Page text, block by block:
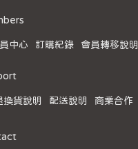
中心 訂購紀錄 會員轉移說明
換貨說明 配送說明 商業合作